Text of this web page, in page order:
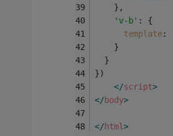
    },
'v-b' : {
template:
    }
  }
})
</script>
</body>
</html >